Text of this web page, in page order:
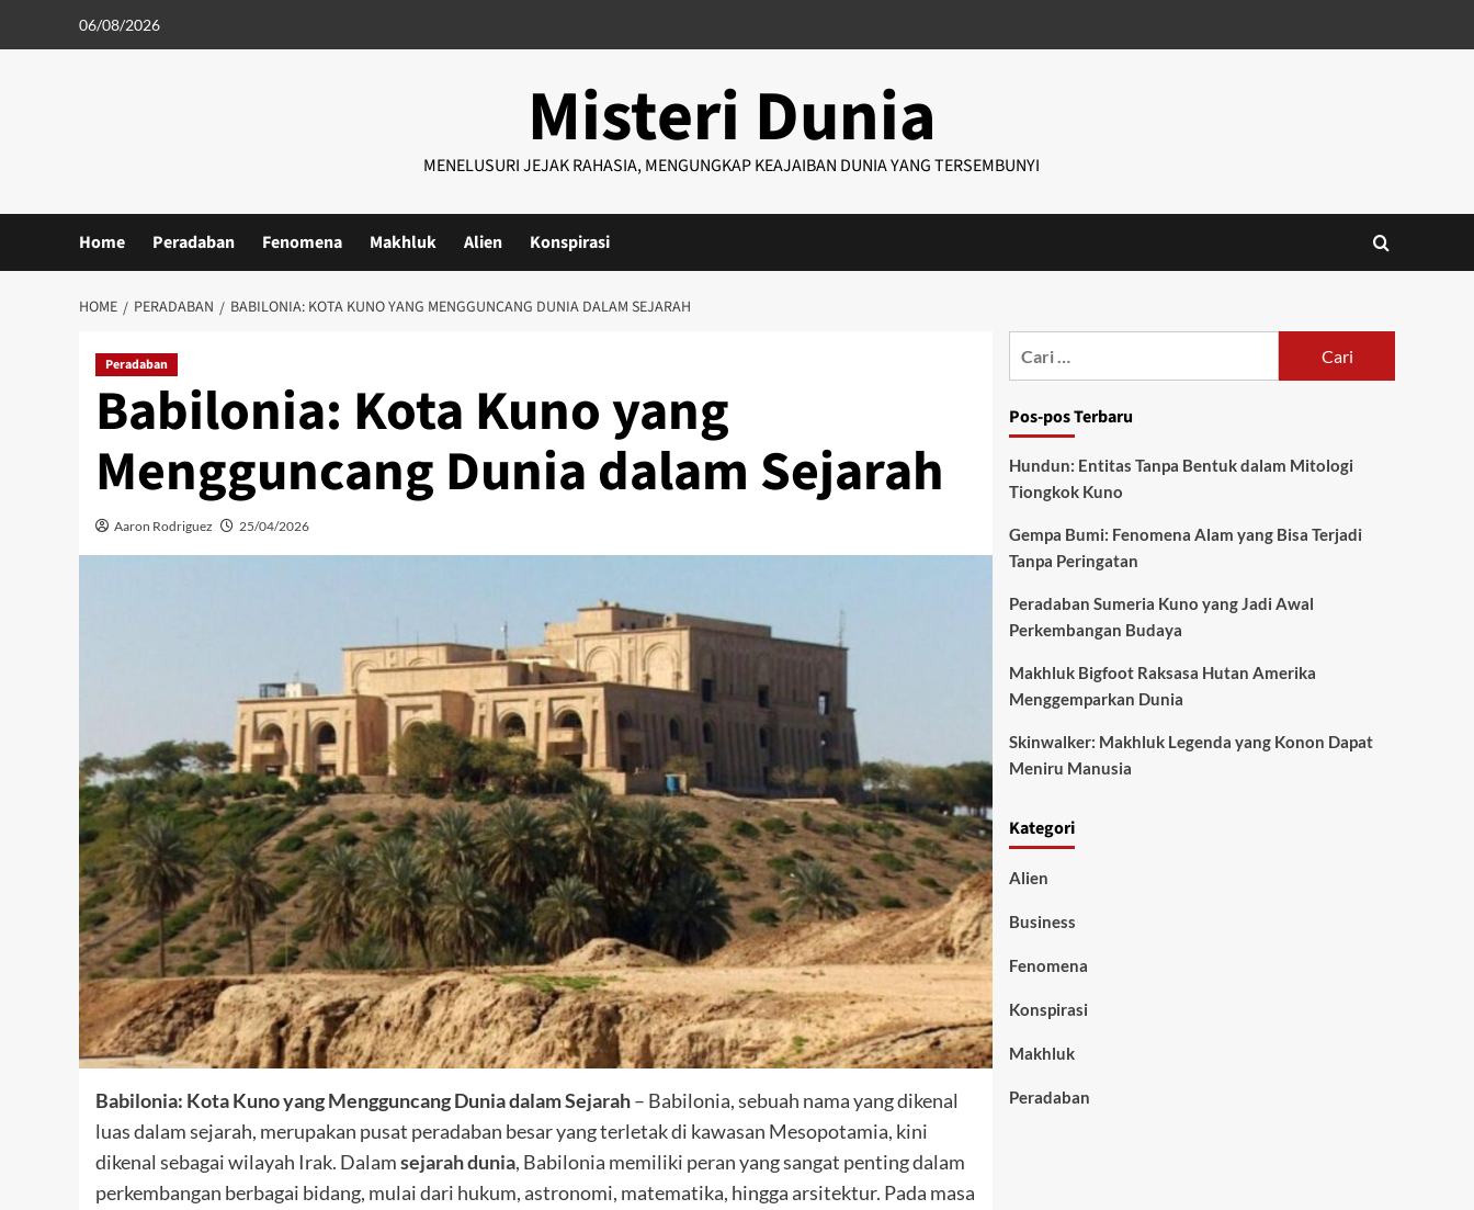
06/08/2026
Misteri Dunia
MENELUSURI JEJAK RAHASIA, MENGUNGKAP KEAJAIBAN DUNIA YANG TERSEMBUNYI
Home Peradaban Fenomena Makhluk Alien Konspirasi
HOME PERADABAN BABILONIA: KOTA KUNO YANG MENGGUNCANG DUNIA DALAM SEJARAH
Peradaban
Babilonia: Kota Kuno yang
Mengguncang Dunia dalam Sejarah
Aaron Rodriguez 25/04/2026
Babilonia: Kota Kuno yang Mengguncang Dunia dalam Sejarah– Babilonia, sebuah nama yang dikenal
luas dalam sejarah, merupakan pusat peradaban besar yang terletak di kawasan Mesopotamia, kini
dikenal sebagai wilayah Irak. Dalamsejarah dunia, Babilonia memiliki peran yang sangat penting dalam
perkembangan berbagai bidang, mulai dari hukum, astronomi, matematika, hingga arsitektur. Pada masa
Pos-pos Terbaru
Hundun: Entitas Tanpa Bentuk dalam Mitologi
Tiongkok Kuno
Gempa Bumi: Fenomena Alam yang Bisa Terjadi
Tanpa Peringatan
Peradaban Sumeria Kuno yang Jadi Awal
Perkembangan Budaya
Makhluk Bigfoot Raksasa Hutan Amerika
Menggemparkan Dunia
Skinwalker: Makhluk Legenda yang Konon Dapat
Meniru Manusia
Kategori
Alien
Business
Fenomena
Konspirasi
Makhluk
Peradaban